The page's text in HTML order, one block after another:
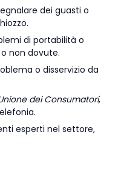
dei guasti o
di portabilità o
non dovute.
o disservizio da
dei Consumatori,
esperti nel settore,